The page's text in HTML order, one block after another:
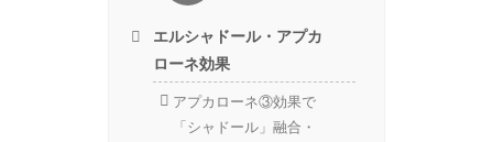
エルシャドール・アプカ
ローネ効果
アプカローネ③効果で
「シャドール」融合・